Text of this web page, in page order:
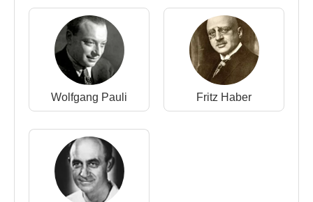
atandı.1914’te
’ın çağrısı üzerine
Berlin Üniversitesi
’nde ders vermeye başlayan
Max Born ’un bu görevi I. Dünya Savaşısebebiyle
çok kısa sürmüş olsa da
Albert Einstein ile
Born arasında ömür boyu süren bir dostluğun
kurulmasını sağladı.
Max Born, 1912'de ilk defa
yılında Göttingen'den bir hukuk felsefesi
profesörünün kızı olan Hedwig Ehrenberg ile
evlendi. Ölene kadar evli kaldı. Irene Born,
Wolfgang Pauli Fritz Haber